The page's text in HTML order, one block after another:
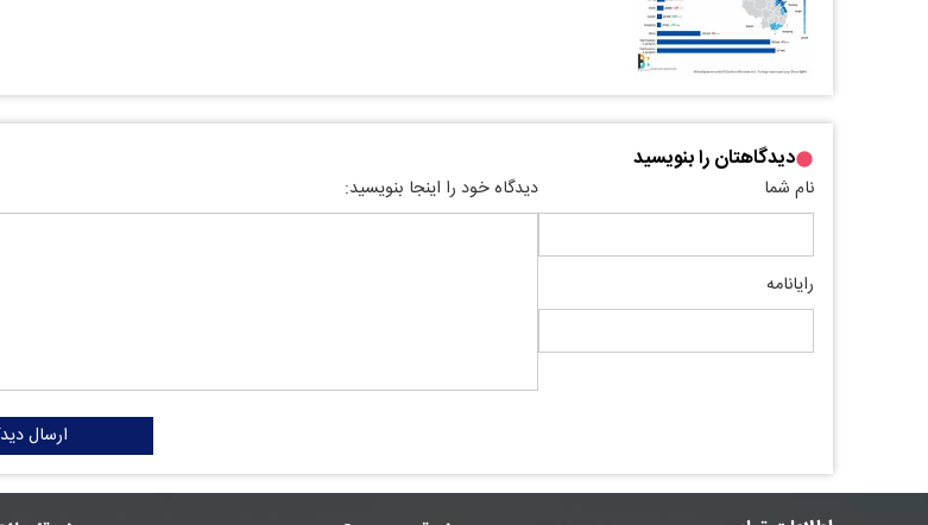
دیدگاهتان را بنویسید
نام شما
رایانامه
دیدگاه خود را اینجا بنویسید:
ارسال